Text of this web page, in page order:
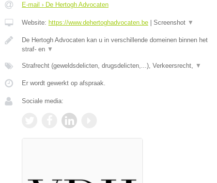
E-mail › De Hertogh Advocaten
Website: https://www.dehertoghadvocaten.be Screenshot ▼
De Hertogh Advocaten kan u in verschillende domeinen binnen het
straf- en ▼
Strafrecht (geweldsdelicten, drugsdelicten,...), Verkeersrecht, ▼
Er wordt gewerkt op afspraak.
Sociale media: